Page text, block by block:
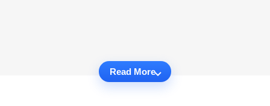
Read More